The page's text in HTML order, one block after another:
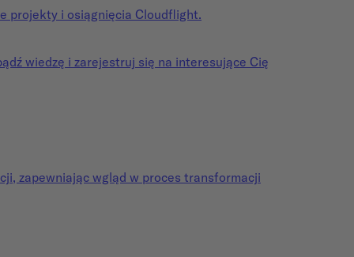
projekty i osiągnięcia Cloudflight.
wiedzę i zarejestruj się na interesujące Cię
zapewniając wgląd w proces transformacji